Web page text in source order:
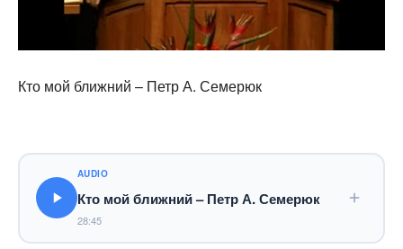
Кто мой ближний – Петр А. Семерюк
AUDIO
Кто мой ближний – Петр А. Семерюк
28:45